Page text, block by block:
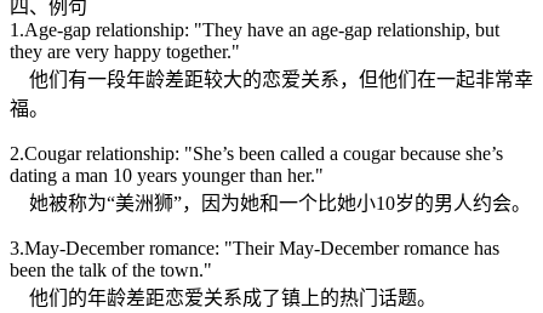
四、例句
1.Age-gap relationship: "They have an age-gap relationship, but
they are very happy together."
他们有一段年龄差距较大的恋爱关系，但他们在一起非常幸
福。
2.Cougar relationship: "She’s been called a cougar because she’s
dating a man 10 years younger than her."
她被称为“美洲狮”，因为她和一个比她小10岁的男人约会。
3.May-December romance: "Their May-December romance has
been the talk of the town."
他们的年龄差距恋爱关系成了镇上的热门话题。